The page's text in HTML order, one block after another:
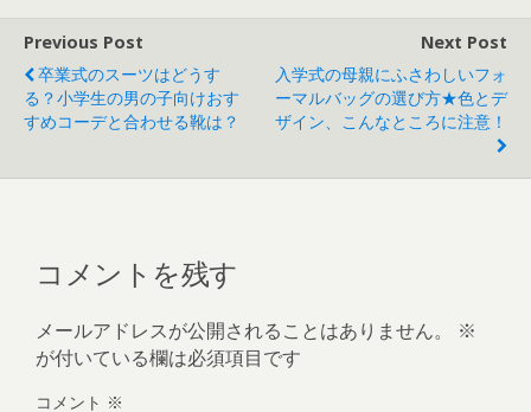
Previous Post
卒業式のスーツはどうす
る？小学生の男の子向けおす
すめコーデと合わせる靴は？
Next Post
入学式の母親にふさわしいフォ
ーマルバッグの選び方★色とデ
ザイン、こんなところに注意！
コメントを残す
メールアドレスが公開されることはありません。
※
が付いている欄は必須項目です
コメント ※